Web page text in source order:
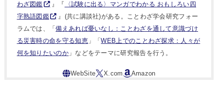
わざ図鑑
』『
〈試験に出る〉マンガでわかる おもしろい四
字熟語図鑑
』(共に講談社)がある。ことわざ学会研究フォー
ラムでは、「備えあれば憂いなし：ことわざを通して意識づけ
る災害時の命を守る知恵」「WEB上でのことわざ探求：人々が
何を知りたいのか」などをテーマに研究報告を行う。